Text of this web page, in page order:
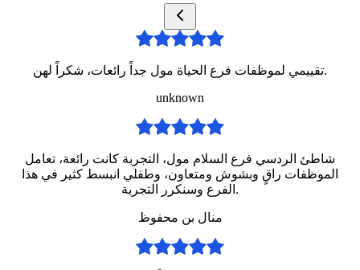
تقييمي لموظفات فرع الحياة مول جداً رائعات، شكراً لهن.
unknown
شاطئ الردسي فرع السلام مول، التجربة كانت رائعة، تعامل
الموظفات راقٍ وبشوش ومتعاون، وطفلي انبسط كثير في هذا
الفرع وسنكرر التجربة.
منال بن محفوظ